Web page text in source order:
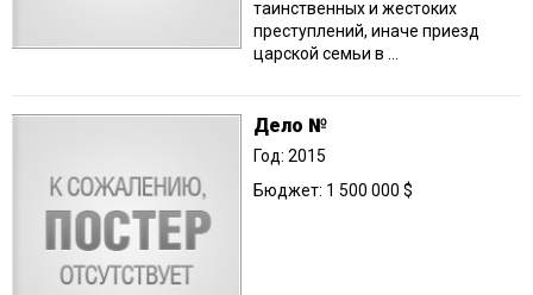
таинственных и жестоких
преступлений, иначе приезд
царской семьи в ...
Дело №
Год: 2015
Бюджет: 1 500 000 $